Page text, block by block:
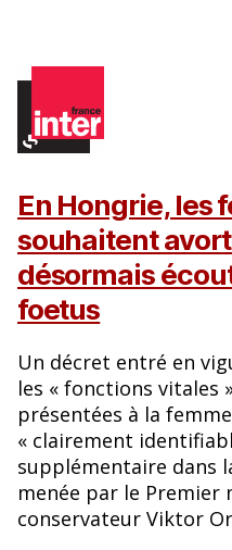
En Hongrie, les
souhaitent
désormais
foetus
Un décret entré en
les « fonctions
présentées à la
« clairement
supplémentaire dans
menée par le
conservateur Viktor